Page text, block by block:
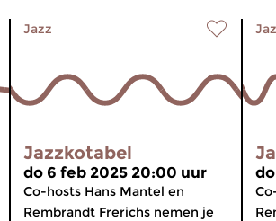
Jazz
Jazzkotabel
do 6 feb 2025 20:00 uur
Co-hosts Hans Mantel en
Rembrandt Frerichs nemen je